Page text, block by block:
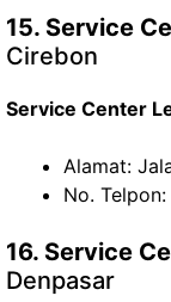
15. Service
Cirebon
Service Center
Alamat:
No.
16. Service
Denpasar